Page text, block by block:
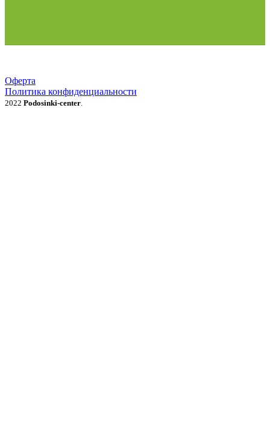
Оферта
Политика конфиденциальности
2022 Podosinki-center